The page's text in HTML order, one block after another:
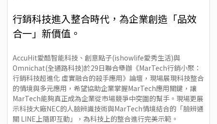
行銷科技進入整合時代，為企業創造「品效
合一」新價值。
AccuHit愛酷智能科技、創意點子(ishowlife愛秀生活)與
Omnichat(全通路科技)於29日聯合舉辦《MarTech行銷小聚：
行銷科技超進化 虛實融合的殺手應用》論壇，現場展現科技整合
的情境與多元應用，希望協助企業掌握MarTech應用關鍵，讓
MarTech能夠真正成為企業從市場競爭中突圍的幫手。現場更展
示科技大廠NEC的人臉辨識技術與MarTech情境結合的「臉辨通
關 LINE上隨即互動」，為科技上的整合進行完美示範。